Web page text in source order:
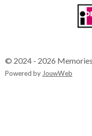
© 2024 - 2026
Powered byJouwWeb